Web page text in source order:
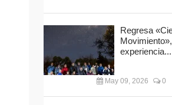
Regresa
experiencia...
May 09, 2026 0